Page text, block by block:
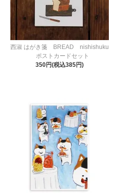
西淑 はがき箋 BREAD nishishuku
ポストカードセット
350円(税込385円)